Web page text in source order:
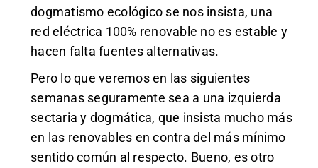
dogmatismo ecológico se nos insista, una
red eléctrica 100% renovable no es estable y
hacen falta fuentes alternativas.
Pero lo que veremos en las siguientes
semanas seguramente sea a una izquierda
sectaria y dogmática, que insista mucho más
en las renovables en contra del más mínimo
sentido común al respecto. Bueno, es otro